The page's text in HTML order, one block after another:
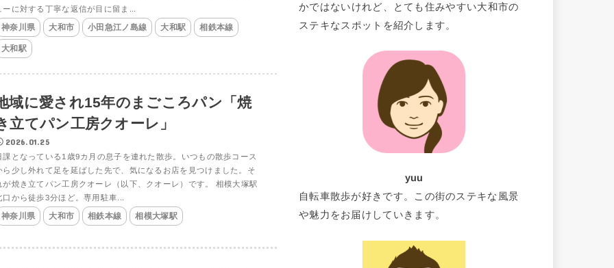
ーに対する丁寧な返信が目に留ま...
神奈川県 大和市 小田急江ノ島線 大和駅 相鉄本線
大和駅
域に愛され15年のまごころパン「焼
立てパン工房クオーレ」
2026.01.25
課となっている1歳9カ月の息子を連れた散歩。いつもの散歩コース
ら少し外れて足を延ばした先で、気になるお店を見つけました。そ
が焼き立てパン工房クオーレ（以下、クオーレ）です。 相模大塚駅
口から徒歩3分ほど。専用駐車...
神奈川県 大和市 相鉄本線 相模大塚駅
かではないけれど、とても住みやすい大和市の
ステキなスポットを紹介します。
yuu
自転車散歩が好きです。この街のステキな風景
や魅力をお届けしていきます。